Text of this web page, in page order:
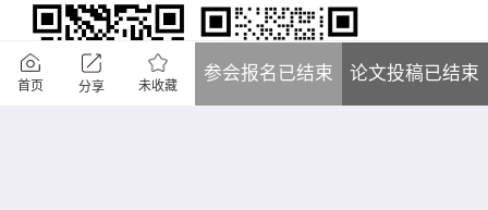
首页 分享 未收藏
参会报名已结束 论文投稿已结束